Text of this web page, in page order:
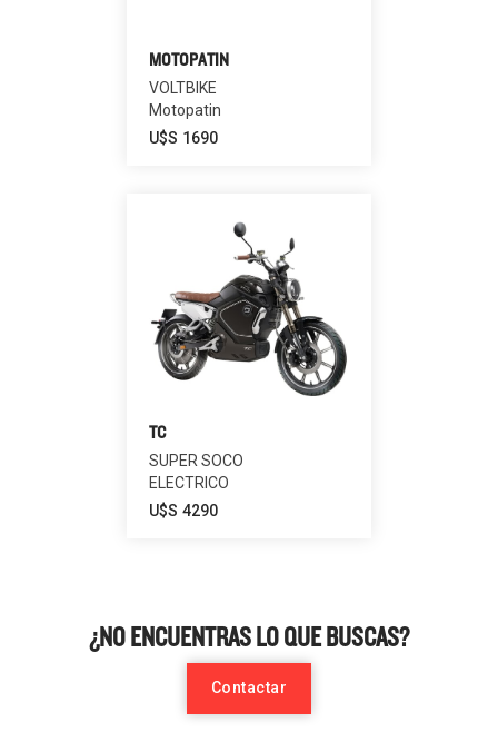
MOTOPATIN
VOLTBIKE
Motopatin
U$S 1690
TC
SUPER SOCO
ELECTRICO
U$S 4290
¿NO ENCUENTRAS LO QUE BUSCAS?
Contactar